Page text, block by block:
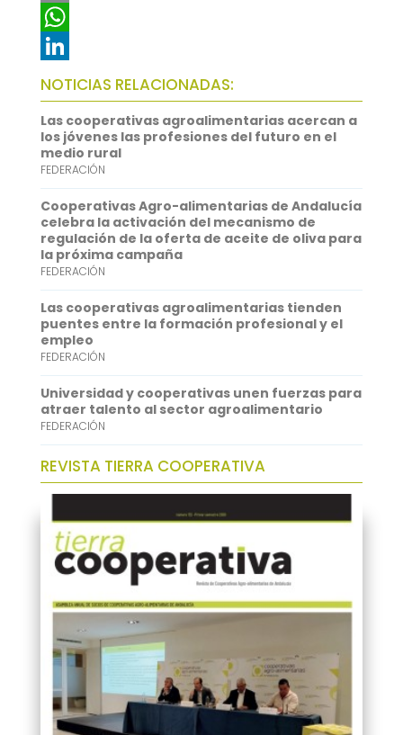
c
e
b
o
o
k
w
t
t
e
r
E
m
a
i
l
W
h
a
t
s
A
p
p
L
i
n
k
e
d
I
n
NOTICIAS RELACIONADAS:
Las cooperativas agroalimentarias acercan a
los jóvenes las profesiones del futuro en el
medio rural
FEDERACIÓN
Cooperativas Agro-alimentarias de Andalucía
celebra la activación del mecanismo de
regulación de la oferta de aceite de oliva para
la próxima campaña
FEDERACIÓN
Las cooperativas agroalimentarias tienden
puentes entre la formación profesional y el
empleo
FEDERACIÓN
Universidad y cooperativas unen fuerzas para
atraer talento al sector agroalimentario
FEDERACIÓN
REVISTA TIERRA COOPERATIVA